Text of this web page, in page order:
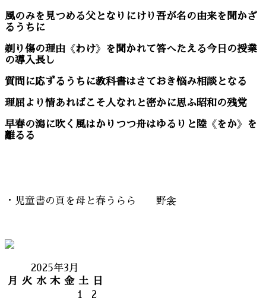
風のみを見つめる父となりにけり吾が名の由来を聞かざ
るうちに
剃り傷の理由 《わけ》
を聞かれて答へたえる今日の授業
の導入長し
質問に応ずるうちに教科書はさておき悩み相談となる
理屈より情あればこそ人なれと密かに思ふ昭和の残党
早春の潟に吹く風はかりつつ舟はゆるりと陸 《をか》
を
離るる
・児童書の頁を母と春うらら 野衾
2025年3月
月
火 水 木 金 土 日
1
2